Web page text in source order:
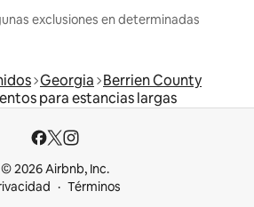
exclusiones en determinadas
Georgia Berrien County
para estancias largas
© 2026 Airbnb, Inc.
Términos